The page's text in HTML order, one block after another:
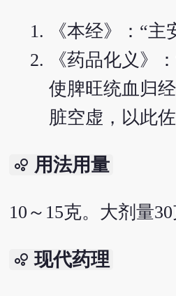
《本经》：“
《药品化义》
使脾旺统血归
脏空虚，以此
bubble_chart 用法用量
10～15克。大剂量30
bubble_chart 现代药理